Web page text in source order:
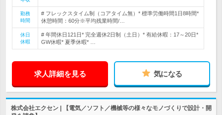
勤務
時間
# フレックスタイム制（コアタイム無）* 標準労働時間1日8時間*
休憩時間：60分※平均残業時間/…
休日
休暇
# 年間休日121日* 完全週休2日制（土日）* 有給休暇：17～20日*
GW休暇* 夏季休暇* …
求人詳細を見る 気になる
株式会社エクセン | 【電気／ソフト／機械等の様々なモノづくりで設計・開